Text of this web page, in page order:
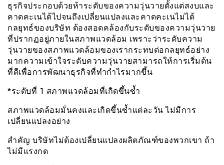
ธุรกิจประกอบด้วยห้าระดับของความวุ่นวายตั้งแต่สงบและ
คาดคะเนได้ไปจนถึงเปลี่ยนแปลงและคาดคะเนไม่ได้
กลยุทธ์ของบริษัท ต้องสอดคล้องกับระดับของความวุ่นวาย
ที่ปรากฏอยู่ภายในสภาพแวดล้อม เพราะว่าระดับความ
วุ่นวายของสภาพแวดล้อมของเรากระทบต่อกลยุทธ์อย่าง
มากความเข้าใจระดับความวุ่นวายสามารถให้การเริ่มต้น
ที่ดีเพื่อการพัฒนาธุรกิจที่ทำกำไรมากขึ้น
*ระดับที่ 1 สภาพแวดล้อมที่เกิดขึ้นซ้ำ
สภาพแวดล้อมมั่นคงและเกิดขึ้นซ้ำแต่ละวัน ไม่มีการ
เปลี่ยนแปลงอย่าง
สำคัญ บริษัทไม่ต้องเปลี่ยนแปลงผลิตภัณฑ์ของพวกเขา ถ้า
ไม่มีแรงกด